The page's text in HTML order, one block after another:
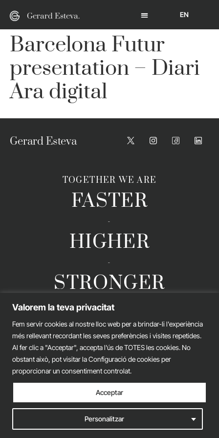
Valorem la teva privacitat
Fem servir cookies al nostre lloc web per a brindar-li l'experiència
més rellevant recordant les seves preferències i visites repetides.
Al fer clic a "Acceptar", accepta l'ús de TOTES les cookies. No
obstant això, pot visitar la Configuració de cookies per
proporcionar un consentiment controlat.
Personalitzar
Acceptar
Gerard Esteva. EN
Barcelona Futur
presentation – Diari
Ara digital
Gerard Esteva
TOGETHER WE ARE
FASTER
-
HIGHER
-
STRONGER
GERARD ESTEVA © 2026. ALL RIGHTS RESERVED
Legal advice Privacy policy Cookies policy
iònic.web